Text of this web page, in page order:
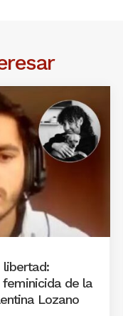
libertad:
de la
Lozano